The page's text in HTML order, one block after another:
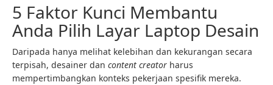
5 Faktor Kunci Membantu
Anda Pilih Layar Laptop Desain
Daripada hanya melihat kelebihan dan kekurangan secara
terpisah, desainer dan content creator harus
mempertimbangkan konteks pekerjaan spesifik mereka.